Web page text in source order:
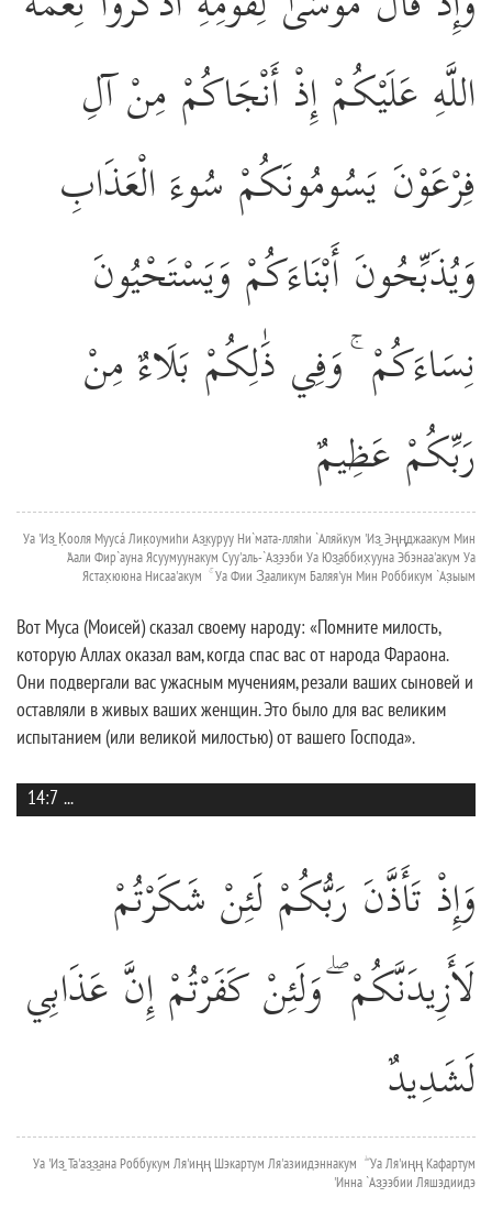
اللَّهِ عَلَيْكُمْ إِذْ أَنْجَاكُمْ مِنْ آلِ
فِرْعَوْنَ يَسُومُونَكُمْ سُوءَ الْعَذَابِ
وَيُذَبِّحُونَ أَبْنَاءَكُمْ وَيَسْتَحْيُونَ
نِسَاءَكُمْ ۚ وَفِي ذَٰلِكُمْ بَلَاءٌ مِنْ
رَبِّكُمْ عَظِيمٌ
Уа 'Из̱ К̣ооля Муусá Лик̣оумиhи Аз̱куруу Ни`мата-лляhи `Аляйкум 'Из̱ Эңңджаакум Мин
'Аали Фир`ауна Ясуумуунакум Суу'аль-`Аз̱ээби Уа Юз̱аббих̣ууна Эбэнаа'акум Уа
Ястах̣ююна Нисаа'акум ۚ Уа Фии З̱ааликум Баляя'ун Мин Роббикум `Аз̣ыым
Вот Муса (Моисей) сказал своему народу: «Помните милость,
которую Аллах оказал вам, когда спас вас от народа Фараона.
Они подвергали вас ужасным мучениям, резали ваших сыновей и
оставляли в живых ваших женщин. Это было для вас великим
испытанием (или великой милостью) от вашего Господа».
14:7 ...
وَإِذْ تَأَذَّنَ رَبُّكُمْ لَئِنْ شَكَرْتُمْ
لَأَزِيدَنَّكُمْ ۖ وَلَئِنْ كَفَرْتُمْ إِنَّ عَذَابِي
لَشَدِيدٌ
Уа 'Из̱ Та'аз̱з̱ана Роббукум Ля'иңң Шэкартум Ля'азиидэннакум ۖ Уа Ля'иңң Кафартум
'Инна `Аз̱ээбии Ляшэдиидэ